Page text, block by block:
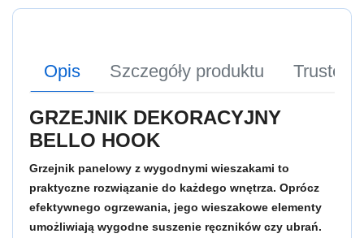
Opis Szczegóły produktu Trusted
GRZEJNIK DEKORACYJNY
BELLO HOOK
Grzejnik panelowy z wygodnymi wieszakami to
praktyczne rozwiązanie do każdego wnętrza. Oprócz
efektywnego ogrzewania, jego wieszakowe elementy
umożliwiają wygodne suszenie ręczników czy ubrań.